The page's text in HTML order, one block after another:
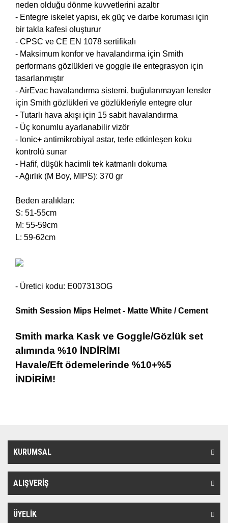
neden olduğu dönme kuvvetlerini azaltır
- Entegre iskelet yapısı, ek güç ve darbe koruması için
bir takla kafesi oluşturur
- CPSC ve CE EN 1078 sertifikalı
- Maksimum konfor ve havalandırma için Smith
performans gözlükleri ve goggle ile entegrasyon için
tasarlanmıştır
- AirEvac havalandırma sistemi, buğulanmayan lensler
için Smith gözlükleri ve gözlükleriyle entegre olur
- Tutarlı hava akışı için 15 sabit havalandırma
- Üç konumlu ayarlanabilir vizör
- Ionic+ antimikrobiyal astar, terle etkinleşen koku
kontrolü sunar
- Hafif, düşük hacimli tek katmanlı dokuma
- Ağırlık (M Boy, MIPS): 370 gr
Beden aralıkları:
S: 51-55cm
M: 55-59cm
L: 59-62cm
- Üretici kodu: E007313OG
Smith Session Mips Helmet - Matte White / Cement
Smith marka Kask ve Goggle/Gözlük set
alımında %10 İNDİRİM!
Havale/Eft ödemelerinde %10+%5
İNDİRİM!
KURUMSAL
ALIŞVERİŞ
ÜYELİK